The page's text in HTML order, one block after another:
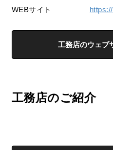
WEBサイト
工務店のウェブ
工務店のご紹介